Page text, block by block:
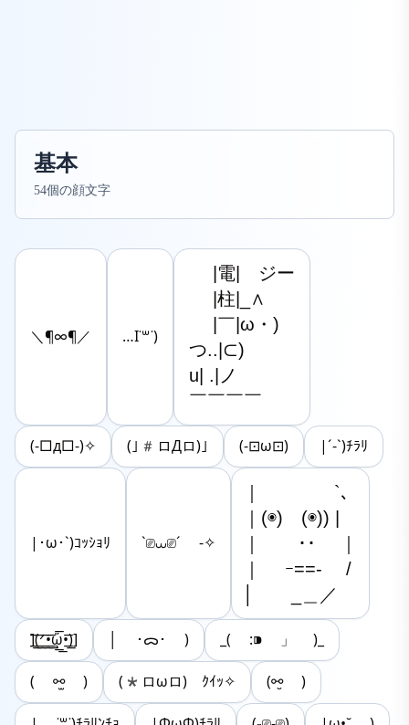
基本
54個の顔文字
＼¶∞¶／ …I˙꒳​˙)
|電|　ジー
|柱|_∧
|￣|ω・)
つ..|⊂)
u| .|ノ
￣￣￣￣
(-□д□-)✧ (｣#ロДロ)｣ (-⊡ω⊡) |´-`)ﾁﾗﾘ
|･ω･`)ｺｯｼｮﾘ `⎚⩊⎚´ -✧
｜　　　　`､
｜(◉)　(◉)) |
｜　　･･　 ｜
｜　 ｰ==- 　/
│　　_＿／
]͟͟͞(͟͟͞ᐟ‪͟͟͞•͟͟͞ᾥ͟͟͞•͟͟͞)] │ ･ᯅ･ ) _( :⁍ 」 )_
( ⚯̫ ) (*ロωロ)ゞｸｲｯ✧ (⚯̮ )